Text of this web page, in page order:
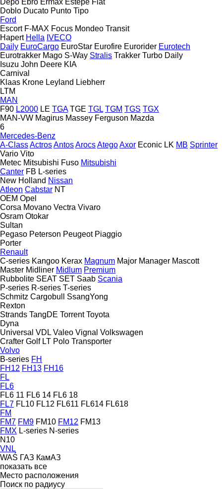
Doblo Ducato Punto Tipo
Ford
Escort F-MAX Focus Mondeo Transit
Hapert Hella IVECO
Daily EuroCargo EuroStar Eurofire Eurorider Eurotech
Eurotrakker Mago S-Way Stralis Trakker Turbo Daily
Isuzu John Deere KIA
Carnival
Klaas Krone Leyland Liebherr
LTM
MAN
F90 L2000 LE TGA TGE TGL TGM TGS TGX
MAN-VW Magirus Massey Ferguson Mazda
6
Mercedes-Benz
A-ClassActrosAntosArocsAtegoAxor Econic LK MB Sprinter
Vario Vito
Metec Mitsubishi Fuso Mitsubishi
Canter FB L-series
New Holland Nissan
Atleon Cabstar NT
OEM Opel
Corsa Movano Vectra Vivaro
Osram Otokar
Sultan
Pegaso Peterson Peugeot Piaggio
Porter
Renault
C-series Kangoo Kerax Magnum Major Manager Mascott
Master Midliner Midlum Premium
Rubbolite SEAT SET Saab Scania
P-series R-series T-series
Schmitz Cargobull
SsangYong
Rexton
Strands TangDE Torrent Toyota
Dyna
Universal VDL Valeo Vignal Volkswagen
Crafter Golf LT Polo Transporter
Volvo
B-series FH
FH12 FH13 FH16
FL
FL6
FL6 11 FL6 14 FL6 18
FL7 FL10 FL12 FL611 FL614 FL618
FM
FM7 FM9 FM10 FM12 FM13
FMX L-series N-series
N10
VNL
WAŚ ГАЗ КамАЗ
показать все
Место расположения
Поиск по радиусу